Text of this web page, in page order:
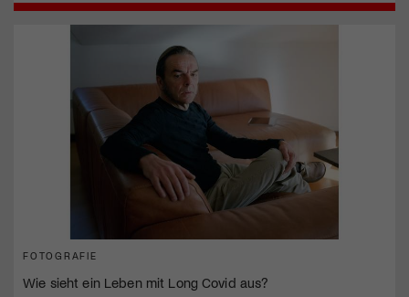
FOTOGRAFIE
Wie sieht ein Leben mit Long Covid aus?